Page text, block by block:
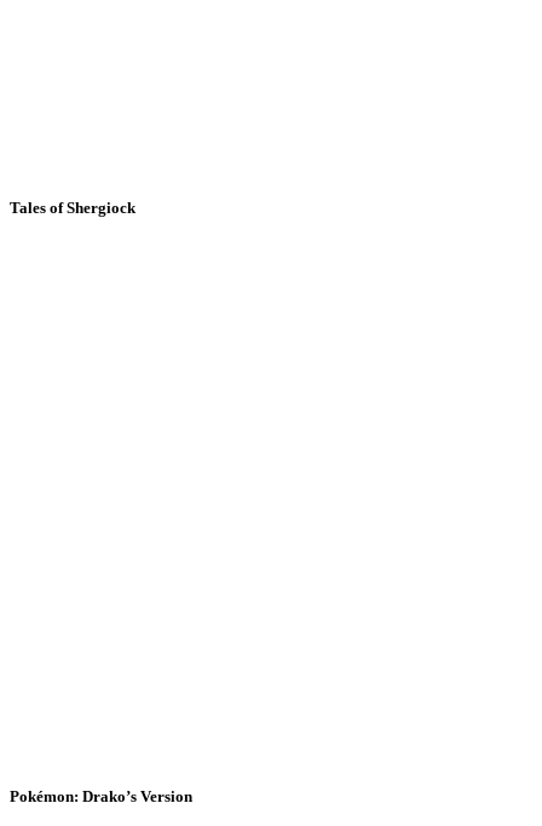
Tales of Shergiock
Pokémon: Drako’s Version